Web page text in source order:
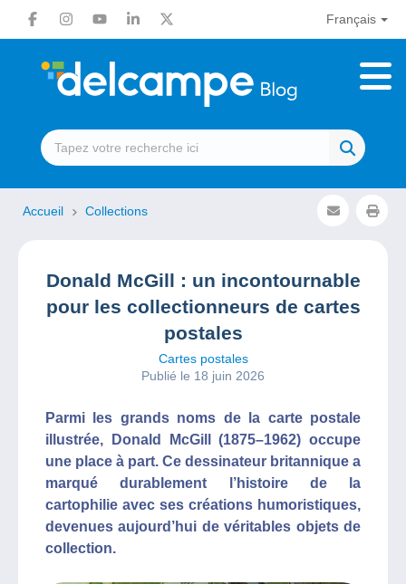
Français
Accueil Collections
Donald McGill : un incontournable
pour les collectionneurs de cartes
postales
Cartes postales
Publié le 18 juin 2026
Parmi les grands noms de la carte postale
illustrée, Donald McGill (1875–1962) occupe
une place à part. Ce dessinateur britannique a
marqué durablement l’histoire de la
cartophilie avec ses créations humoristiques,
devenues aujourd’hui de véritables objets de
collection.